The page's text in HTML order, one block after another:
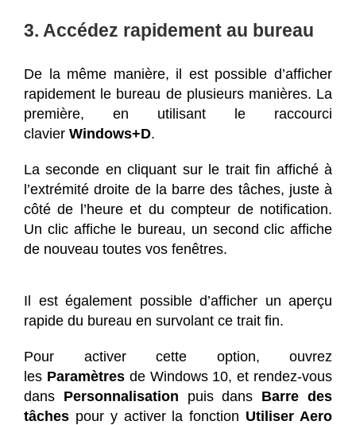
3. Accédez rapidement au bureau
De la même manière, il est possible d’afficher
rapidement le bureau de plusieurs manières. La
première, en utilisant le raccourci
clavier Windows+D.
La seconde en cliquant sur le trait fin affiché à
l’extrémité droite de la barre des tâches, juste à
côté de l’heure et du compteur de notification.
Un clic affiche le bureau, un second clic affiche
de nouveau toutes vos fenêtres.
Il est également possible d’afficher un aperçu
rapide du bureau en survolant ce trait fin.
Pour activer cette option, ouvrez
les Paramètresde Windows 10, et rendez-vous
dans Personnalisation puis dans Barre des
tâches pour y activer la fonction Utiliser Aero